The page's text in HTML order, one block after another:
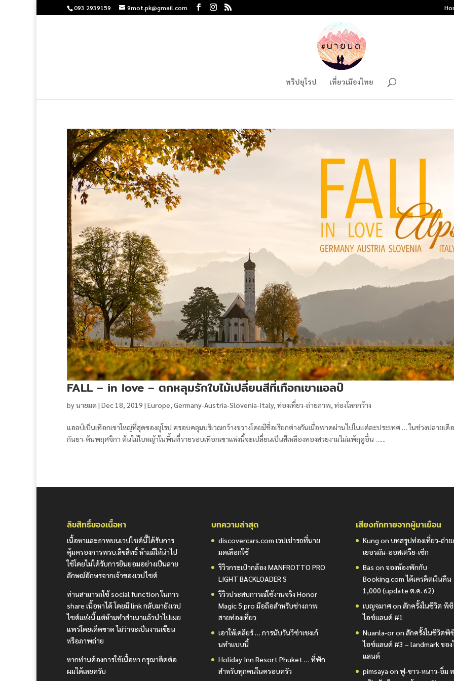
093 2939159 9mot.pk@gmail.com
ทริปยุโรป เที่ยวเมืองไทย
FALL – in love – ตกหลุมรักใบไม้เปลี่ยนสีที่เทือกเขาแอลป์
byนายมด | Dec 18, 2019 | Europe, Germany-Austria-Slovenia-Italy, ท่องเที่ยว-ถ่ายภาพ, ท่องโลกกว้าง
แอลป์เป็นเทือกเขาใหญ่ที่สุดของยุโรป ครอบคลุมบริเวณกว้างขวางโดยมีชื่อเรียกต่างกันเมื่อพาดผ่านไปในแต่ละประเทศ … ในช่วงปลายเดื
กันยา-ต้นพฤศจิกา ต้นไม้ใบหญ้าในพื้นที่รายรอบเทือกเขาแห่งนี้จะเปลี่ยนเป็นสีเหลืองทองสวยงามไม่แพ้ฤดูอื่น …...
ลิขสิทธิ์ของเนื้อหา
เนื้อหาและภาพบนเวปไซต์นี้ได้รับการ
คุ้มครองการพรบ.ลิขสิทธิ์ ห้ามมิให้นำไป
ใช้โดยไม่ได้รับการยินยอมอย่างเป็นลาย
ลักษณ์อักษรจากเจ้าของเวปไซต์
ท่านสามารถใช้ social function ในการ
share เนื้อหาได้ โดยมี link กลับมายังเวป
ไซต์แห่งนี้ แต่ห้ามทำสำเนาแล้วนำไปเผย
แพร่โดยเด็ดขาด ไม่ว่าจะเป็นงานเขียน
หรือภาพถ่าย
หากท่านต้องการใช้เนื้อหา กรุณาติดต่อ
ผมได้เลยครับ
บทความล่าสุด
discovercars.com เวปเช่ารถที่นาย
มดเลือกใช้
รีวิวกระเป๋ากล้อง MANFROTTO PRO
LIGHT BACKLOADER S
รีวิวประสบการณ์ใช้งานจริง Honor
Magic 5 pro มือถือสำหรับช่างภาพ
สายท่องเที่ยว
เอาให้เคลียร์ … การนับวันวีซ่าเชงเก้
นทำแบบนี้
Holiday Inn Resort Phuket … ที่พัก
สำหรับทุกคนในครอบครัว
เสียงทักทายจากผู้มาเยือน
Kung on บทสรุปท่องเที่ยว-ถ่า
เยอรมัน-ออสเตรีย-เช็ก
Bas on จองห้องพักกับ
Booking.com ได้เครดิตเงินคืน
1,000 (update ต.ค. 62)
เบญจมาศon สักครั้งในชีวิต พิ
ไอซ์แลนด์ #1
Nuanla-oron สักครั้งในชีวิตพิ
ไอซ์แลนด์ #3 – landmark ขอ
แลนด์
pimsaya on ฟู-ขาว-หนาว-อิ่ม